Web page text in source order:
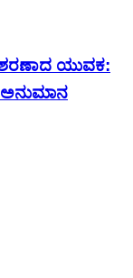
ಯುವಕ:
ಅನುಮಾನ